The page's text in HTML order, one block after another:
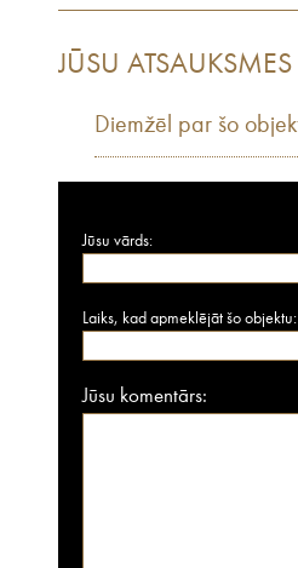
JŪSU ATSAUKSMES
Diemžēl par šo
Jūsu vārds:
Laiks, kad apmeklējāt šo objektu:
Jūsu komentārs: